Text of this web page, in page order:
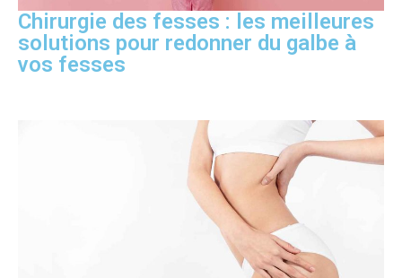
Chirurgie des fesses : les meilleures
solutions pour redonner du galbe à
vos fesses